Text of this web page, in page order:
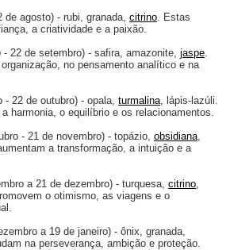
de agosto) - rubi, granada, citrino . Estas
a criatividade e a paixão.
- 22 de setembro) - safira, amazonite, jaspe
no pensamento analítico e na
- 22 de outubro) - opala, turmalina , lápis-lazúli.
harmonia, o equilíbrio e os relacionamentos.
- 21 de novembro) - topázio, obsidiana
a transformação, a intuição e a
a 21 de dezembro) - turquesa, citrino
o otimismo, as viagens e o
a 19 de janeiro) - ônix, granada,
na perseverança, ambição e proteção.